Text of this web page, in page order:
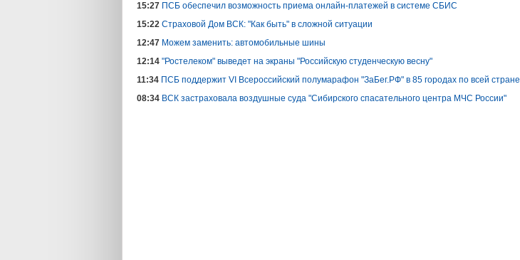
15:27 ПСБ обеспечил возможность приема онлайн-платежей в системе СБИС
15:22 Страховой Дом ВСК: "Как быть" в сложной ситуации
12:47 Можем заменить: автомобильные шины
12:14 "Ростелеком" выведет на экраны "Российскую студенческую весну"
11:34 ПСБ поддержит VI Всероссийский полумарафон "ЗаБег.РФ" в 85 городах по всей стране
08:34 ВСК застраховала воздушные суда "Сибирского спасательного центра МЧС России"